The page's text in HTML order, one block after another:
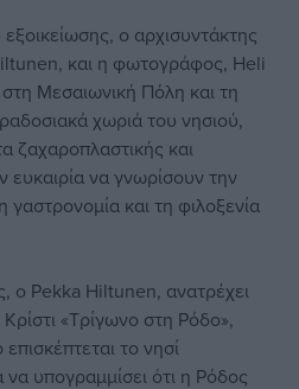
εξοικείωσης, ο αρχισυντάκτης
και η φωτογράφος, Heli
Μεσαιωνική Πόλη και τη
χωριά του νησιού,
ζαχαροπλαστικής και
ευκαιρία να γνωρίσουν την
γαστρονομία και τη φιλοξενία
ο Pekka Hiltunen, ανατρέχει
«Τρίγωνο στη Ρόδο»,
το νησί
υπογραμμίσει ότι η Ρόδος